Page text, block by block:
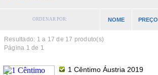
ORDENAR POR: NOME PREÇO
Resultado: 1 a 17 de 17 produto(s)
Página 1 de 1
1 Cêntimo Áustria 2019